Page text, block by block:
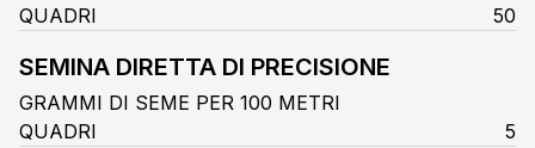
QUADRI
50
SEMINA DIRETTA DI PRECISIONE
GRAMMI DI SEME PER 100 METRI
QUADRI
5